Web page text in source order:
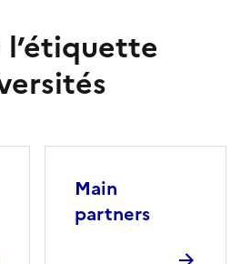
l’étiquette
Main
partners